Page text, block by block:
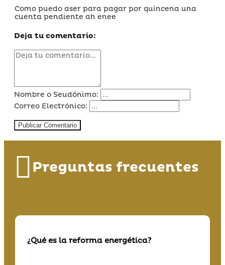
Como puedo aser para pagar por quincena una
cuenta pendiente ah enee
Deja tu comentario:
Nombre o Seudónimo:
Correo Electrónico:
Publicar Comentario
Preguntas frecuentes
¿Qué es la reforma energética?